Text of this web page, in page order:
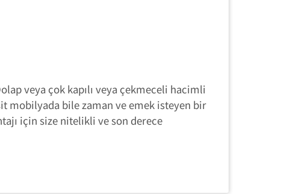
veya çok kapılı veya çekmeceli hacimli
mobilyada bile zaman ve emek isteyen bir
için size nitelikli ve son derece